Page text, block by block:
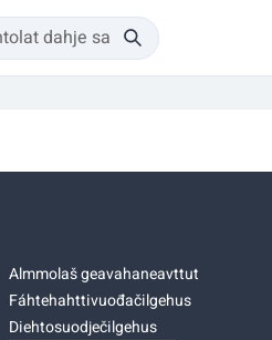
Almmolaš geavahaneavttut
Fáhtehahttivuođačilgehus
Diehtosuodječilgehus